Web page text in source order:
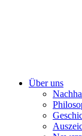
Über uns